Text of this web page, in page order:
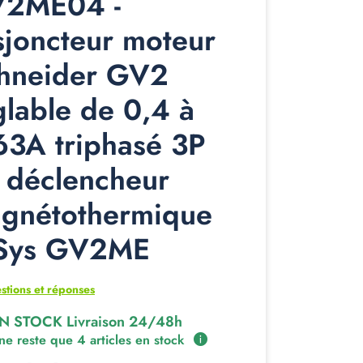
moteur
GV2
de 0,4 à
triphasé 3P
GV2ME
et réponses
STOCK Livraison 24/48h
reste que 4 articles en stock